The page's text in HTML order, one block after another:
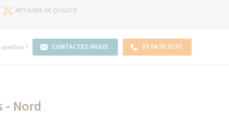
ARTISANS DE QUALITÉ
question ? CONTACTEZ-NOUS 07 84 39 32 97
- Nord